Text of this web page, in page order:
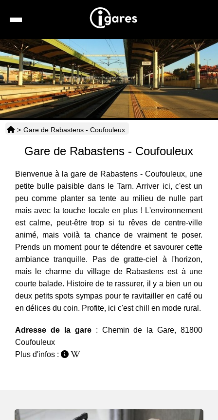
Recherche
Location de voiture
Hôtels
Taxis
> Gare de Rabastens - Coufouleux
Gare de Rabastens - Coufouleux
Bienvenue à la gare de Rabastens - Coufouleux, une
petite bulle paisible dans le Tarn. Arriver ici, c'est un
peu comme planter sa tente au milieu de nulle part
mais avec la touche locale en plus ! L'environnement
est calme, peut-être trop si tu rêves de centre-ville
animé, mais voilà ta chance de vraiment te poser.
Prends un moment pour te détendre et savourer cette
ambiance tranquille. Pas de gratte-ciel à l'horizon,
mais le charme du village de Rabastens est à une
courte balade. Histoire de te rassurer, il y a bien un ou
deux petits spots sympas pour te ravitailler en café ou
en délices du coin. Profite, ici c'est chill en mode rural.
Adresse de la gare : Chemin de la Gare, 81800
Coufouleux
Plus d'infos :